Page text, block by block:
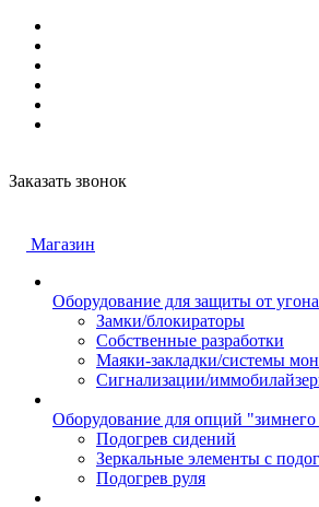
Заказать звонок
Магазин
Оборудование для защиты от угона
Замки/блокираторы
Собственные разработки
Маяки-закладки/системы
Сигнализации/
Оборудование для опций "зимнего
Подогрев сидений
Зеркальные элементы с
Подогрев руля